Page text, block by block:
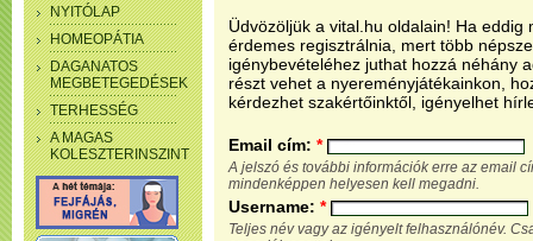
NYITÓLAP
HOMEOPÁTIA
DAGANATOS
MEGBETEGEDÉSEK
TERHESSÉG
A MAGAS
KOLESZTERINSZINT
Üdvözöljük a vital.hu oldalain! Ha eddig
érdemes regisztrálnia, mert több
igénybevételéhez juthat hozzá néhány
részt vehet a nyereményjátékainkon,
kérdezhet szakértőinktől, igényelhet
Email cím: *
A jelszó és további információk erre az email
mindenképpen helyesen kell megadni.
Username: *
Teljes név vagy az igényelt felhasználónév.